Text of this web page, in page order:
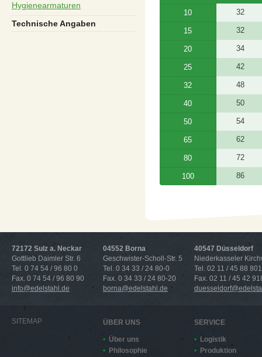
Hygienearmaturen
Technische Angaben
10 32
15 32
20 34
25 42
32 48
40 50
50 54
65 62
80 72
100 86
72172 Sulz a. Neckar
Gottlieb Daimler Str. 6
Tel. 0 74 54 / 96 80 0
Fax. 0 74 54 / 96 80 90
info@edelstahl.de
04552 Borna
Geschwister-Scholl-Str. 5
Tel. 0 34 33 / 24 80-0
Fax. 0 34 33 / 24 80-20
borna@edelstahl.de
40547 Düsseldorf
Niederkasseler
Tel. 02 11 / 45 88 801
Fax. 02 11 / 45 42
SITEMAP ÜBER UNS
Über uns
Philosophie
SERVICE
Logistik
Produktion